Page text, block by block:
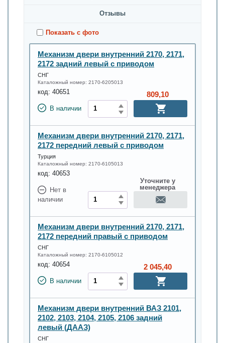
Oтзывы
Показать с фото
Механизм двери внутренний 2170, 2171,
2172 задний левый с приводом
СНГ
Каталожный номер: 2170-6205013
код: 40651
В наличии
809,10
Механизм двери внутренний 2170, 2171,
2172 передний левый с приводом
Турция
Каталожный номер: 2170-6105013
код: 40653
Нет в
наличии
Уточните у
менеджера
Механизм двери внутренний 2170, 2171,
2172 передний правый с приводом
СНГ
Каталожный номер: 2170-6105012
код: 40654
В наличии
2 045,40
Механизм двери внутренний ВАЗ 2101,
2102, 2103, 2104, 2105, 2106 задний
левый (ДААЗ)
СНГ